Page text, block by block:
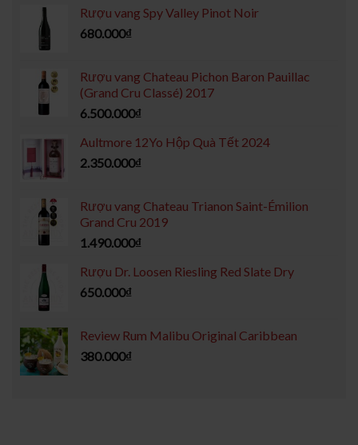
Rượu vang Spy Valley Pinot Noir
680.000₫
Rượu vang Chateau Pichon Baron Pauillac
(Grand Cru Classé) 2017
6.500.000₫
Aultmore 12Yo Hộp Quà Tết 2024
2.350.000₫
Rượu vang Chateau Trianon Saint-Émilion
Grand Cru 2019
1.490.000₫
Rượu Dr. Loosen Riesling Red Slate Dry
650.000₫
Review Rum Malibu Original Caribbean
380.000₫